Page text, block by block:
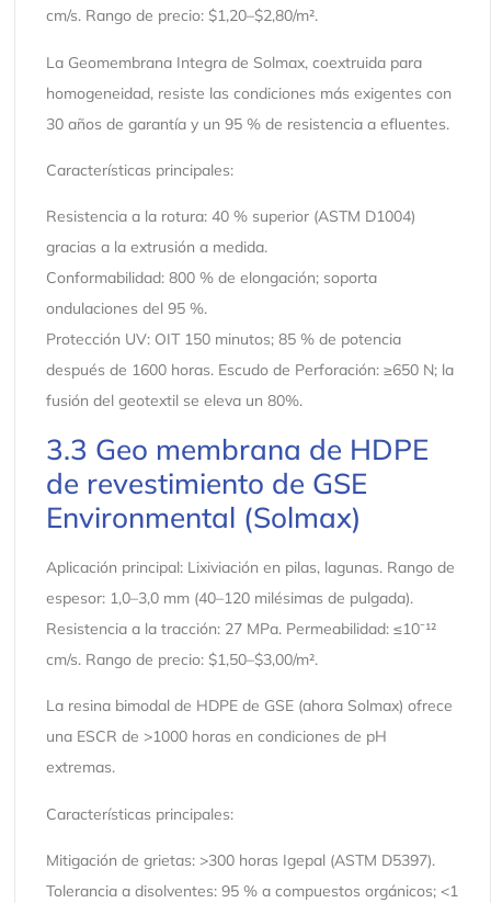
cm/s. Rango de precio: $1,20–$2,80/m².
La Geomembrana Integra de Solmax, coextruida para
homogeneidad, resiste las condiciones más exigentes con
30 años de garantía y un 95 % de resistencia a efluentes.
Características principales:
Resistencia a la rotura: 40 % superior (ASTM D1004)
gracias a la extrusión a medida.
Conformabilidad: 800 % de elongación; soporta
ondulaciones del 95 %.
Protección UV: OIT 150 minutos; 85 % de potencia
después de 1600 horas. Escudo de Perforación: ≥650 N; la
fusión del geotextil se eleva un 80%.
3.3 Geo membrana de HDPE
de revestimiento de GSE
Environmental (Solmax)
Aplicación principal: Lixiviación en pilas, lagunas. Rango de
espesor: 1,0–3,0 mm (40–120 milésimas de pulgada).
Resistencia a la tracción: 27 MPa. Permeabilidad: ≤10⁻¹²
cm/s. Rango de precio: $1,50–$3,00/m².
La resina bimodal de HDPE de GSE (ahora Solmax) ofrece
una ESCR de >1000 horas en condiciones de pH
extremas.
Características principales:
Mitigación de grietas: >300 horas Igepal (ASTM D5397).
Tolerancia a disolventes: 95 % a compuestos orgánicos; <1